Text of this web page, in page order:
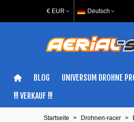
€ EUR Deutsch
BLOG UNIVERSUM DROHNE
!!! VERKAUF !!!
Startseite > Drohnen-racer >